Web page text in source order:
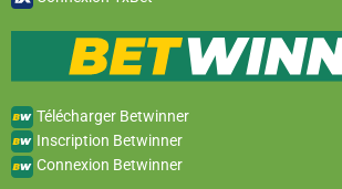
Télécharger Betwinner
Inscription Betwinner
Connexion Betwinner